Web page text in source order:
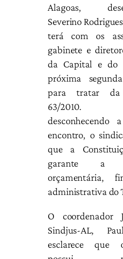
Alagoas,
Severino
terá com os
gabinete e
da Capital e do
próxima
para tratar da
63/2010.
desconhecendo
encontro, o
que a
garante a
orçamentária,
administrativa do
O coordenador
Sindjus-AL,
esclarece que